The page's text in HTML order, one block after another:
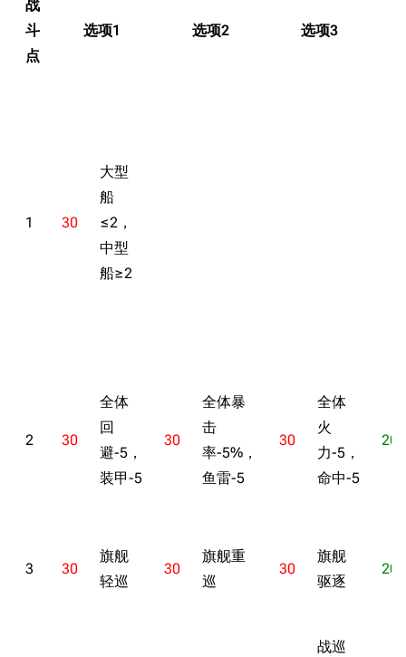
战
斗
点
选项1 选项2 选项3
1 30
大型
船
≤2，
中型
船≥2
2 30
全体
回
避-5，
装甲-5
30
全体暴
击
率-5%，
鱼雷-5
30
全体
火
力-5，
命中-5
20
3 30
旗舰
轻巡
30
旗舰重
巡
30
旗舰
驱逐
20
战巡